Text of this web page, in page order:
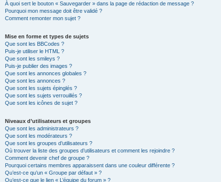
À quoi sert le bouton « Sauvegarder » dans la page de rédaction de message ?
Pourquoi mon message doit être validé ?
Comment remonter mon sujet ?
Mise en forme et types de sujets
Que sont les BBCodes ?
Puis-je utiliser le HTML ?
Que sont les smileys ?
Puis-je publier des images ?
Que sont les annonces globales ?
Que sont les annonces ?
Que sont les sujets épinglés ?
Que sont les sujets verrouillés ?
Que sont les icônes de sujet ?
Niveaux d’utilisateurs et groupes
Que sont les administrateurs ?
Que sont les modérateurs ?
Que sont les groupes d’utilisateurs ?
Où trouver la liste des groupes d’utilisateurs et comment les rejoindre ?
Comment devenir chef de groupe ?
Pourquoi certains membres apparaissent dans une couleur différente ?
Qu’est-ce qu’un « Groupe par défaut » ?
Qu’est-ce que le lien « L’équipe du forum » ?